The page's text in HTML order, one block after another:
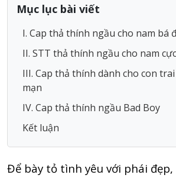
Mục lục bài viết
I. Cap thả thính ngầu cho nam bá
II. STT thả thính ngầu cho nam
III. Cap thả thính dành cho con
mạn
IV. Cap thả thính ngầu Bad Boy
Kết luận
Để bày tỏ tình yêu với phái đẹp,